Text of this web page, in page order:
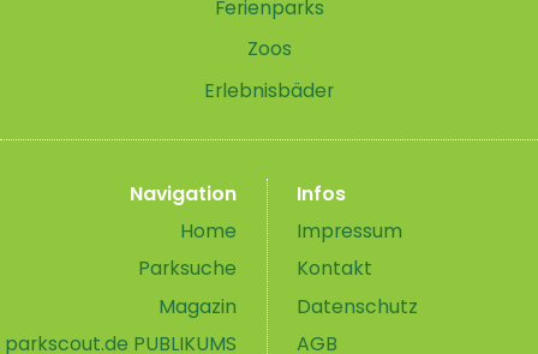
Ferienparks
Zoos
Erlebnisbäder
Navigation
Home
Parksuche
Magazin
parkscout.de PUBLIKUMS
Infos
Impressum
Kontakt
Datenschutz
AGB